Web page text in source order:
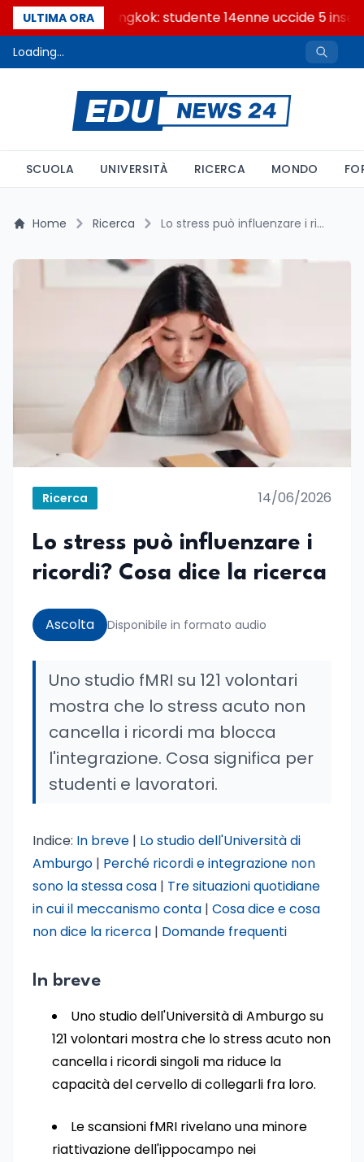
ULTIMA ORA
Sparatoria a Bangkok: studente 14enne uccide 5
Loading...
SCUOLA UNIVERSITÀ RICERCA MONDO
Home Ricerca Lo stress può influenzare i ricordi? Cosa dice la ricerca
Ricerca 14/06/2026
Lo stress può influenzare i
ricordi? Cosa dice la ricerca
Ascolta Disponibile in formato audio
Uno studio fMRI su 121 volontari
mostra che lo stress acuto non
cancella i ricordi ma blocca
l'integrazione. Cosa significa per
studenti e lavoratori.
Indice: In breve | Lo studio dell'Università di
Amburgo | Perché ricordi e integrazione non
sono la stessa cosa | Tre situazioni quotidiane
in cui il meccanismo conta | Cosa dice e cosa
non dice la ricerca | Domande frequenti
In breve
Uno studio dell'Università di Amburgo su
121 volontari mostra che lo stress acuto non
cancella i ricordi singoli ma riduce la
capacità del cervello di collegarli fra loro.
Le scansioni fMRI rivelano una minore
riattivazione dell'ippocampo nei